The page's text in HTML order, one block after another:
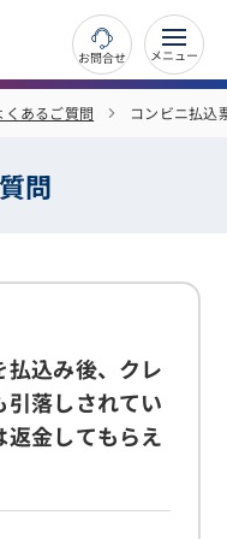
お問合せ
くあるご質問 コンビニ払込
問
込み後、クレ
落しされてい
返金してもらえ